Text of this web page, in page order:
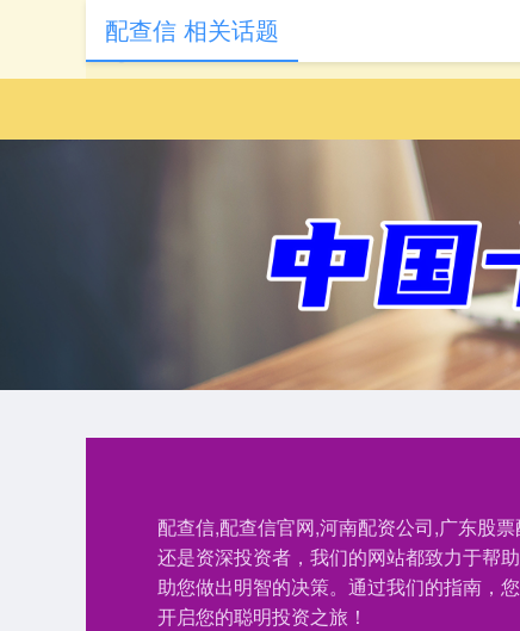
配查信,配查信官网,河南配资公司,广东股
还是资深投资者，我们的网站都致力于帮
助您做出明智的决策。通过我们的指南，
开启您的聪明投资之旅！
配查信 相关话题